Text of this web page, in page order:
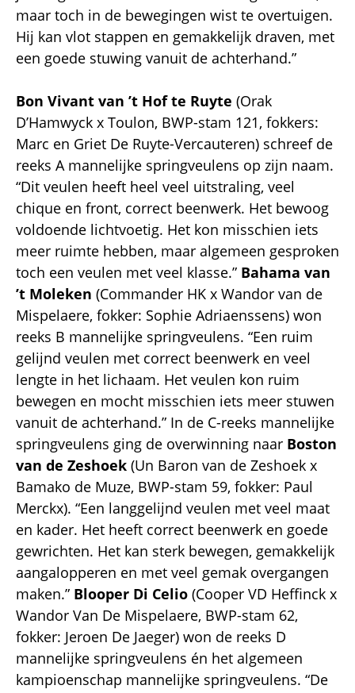
maar toch in de bewegingen wist te overtuigen.
Hij kan vlot stappen en gemakkelijk draven, met
een goede stuwing vanuit de achterhand.”
Bon Vivant van ’t Hof te Ruyte (Orak
D’Hamwyck x Toulon, BWP-stam 121, fokkers:
Marc en Griet De Ruyte-Vercauteren) schreef de
reeks A mannelijke springveulens op zijn naam.
“Dit veulen heeft heel veel uitstraling, veel
chique en front, correct beenwerk. Het bewoog
voldoende lichtvoetig. Het kon misschien iets
meer ruimte hebben, maar algemeen gesproken
toch een veulen met veel klasse.” Bahama van
’t Moleken (Commander HK x Wandor van de
Mispelaere, fokker: Sophie Adriaenssens) won
reeks B mannelijke springveulens. “Een ruim
gelijnd veulen met correct beenwerk en veel
lengte in het lichaam. Het veulen kon ruim
bewegen en mocht misschien iets meer stuwen
vanuit de achterhand.” In de C-reeks mannelijke
springveulens ging de overwinning naar Boston
van de Zeshoek (Un Baron van de Zeshoek x
Bamako de Muze, BWP-stam 59, fokker: Paul
Merckx). “Een langgelijnd veulen met veel maat
en kader. Het heeft correct beenwerk en goede
gewrichten. Het kan sterk bewegen, gemakkelijk
aangalopperen en met veel gemak overgangen
maken.” Blooper Di Celio (Cooper VD Heffinck x
Wandor Van De Mispelaere, BWP-stam 62,
fokker: Jeroen De Jaeger) won de reeks D
mannelijke springveulens én het algemeen
kampioenschap mannelijke springveulens. “De